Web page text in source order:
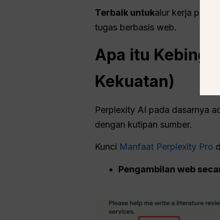
Terbaik untukalur kerja
tugas berbasis web.
Apa itu
Kekuatan)
Perplexity AI pada dasarnya
dengan kutipan sumber.
Kunci Manfaat Perplexity Pro
Pengambilan web